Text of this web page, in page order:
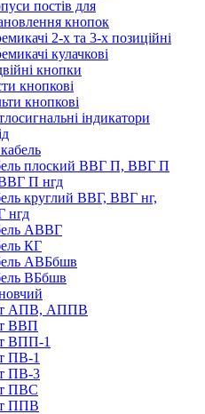
постів для
кнопок
2-х та 3-х позиційні
кулачкові
кнопки
кнопкові
кнопкові
індикатори
плоский ВВГ П, ВВГ П
П нгд
круглий ВВГ, ВВГ нг,
нгд
АВВГ
КГ
АВБбшв
ВБбшв
АПВ, АППВ
ВВП
ВПП-1
ПВ-1
ПВ-3
ПВС
ППВ